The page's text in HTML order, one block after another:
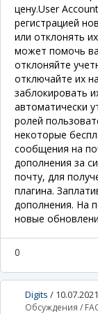
цену.User
регистрацией
или отклонять
может помочь
отклоняйте
отключайте их
заблокировать
автоматически
ролей
некоторые
сообщения на
дополнения за
почту, для
плагина.
дополнения. На
новые
0
Digits /
Обсуждения /